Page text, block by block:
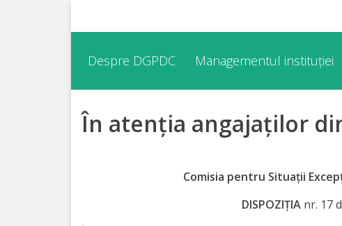
DGPDC
Informații
Despre DGPDC Managementul instituției
În atenția angajaților
Comisia pentru Situații
DISPOZIȚIAnr. 17